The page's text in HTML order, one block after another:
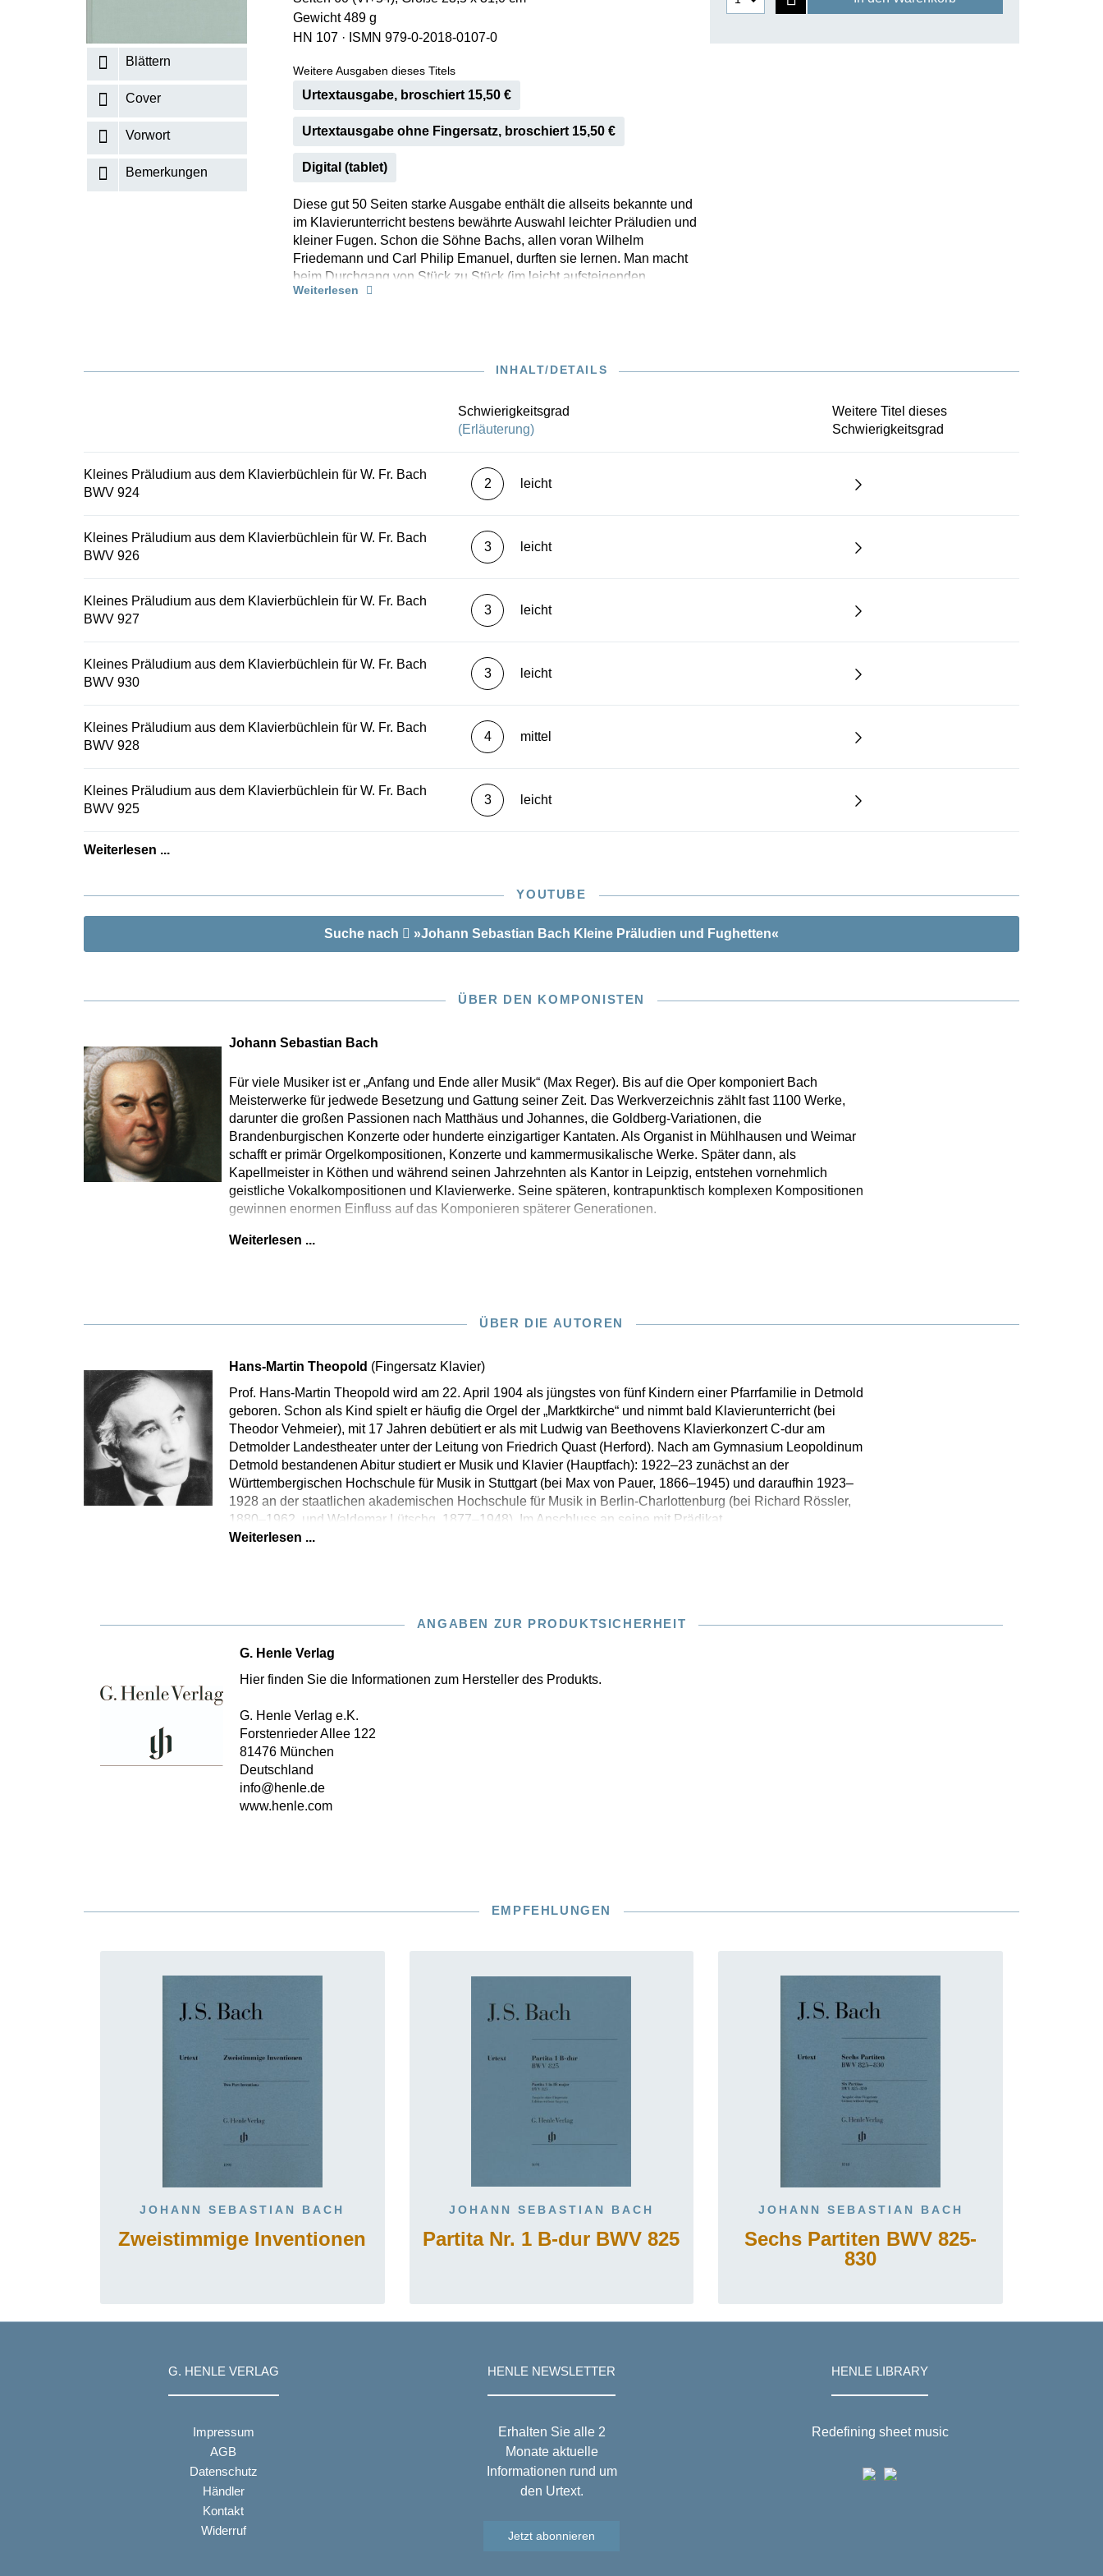
KISSIN THE COMPOSER
RICHARD STRAUSS
Blättern
Cover
Vorwort
Bemerkungen
Gewicht 489 g
HN 107 · ISMN 979-0-2018-0107-0
Weitere Ausgaben dieses Titels
Urtextausgabe, broschiert 15,50 €
Urtextausgabe ohne Fingersatz, broschiert 15,50 €
Digital (tablet)
Diese gut 50 Seiten starke Ausgabe enthält die allseits bekannte und
im Klavierunterricht bestens bewährte Auswahl leichter Präludien und
kleiner Fugen. Schon die Söhne Bachs, allen voran Wilhelm
Friedemann und Carl Philip Emanuel, durften sie lernen. Man macht
beim Durchgang von Stück zu Stück (im leicht aufsteigenden
Schwierigkeitsgrad) mit dieser etwa 300 Jahre alten und dennoch
dann sofort: sie haben es „in sich“. Übrigens liegen sämtliche Bach-
Weiterlesen
INHALT/DETAILS
Schwierigkeitsgrad
(Erläuterung)
Weitere Titel dieses
Schwierigkeitsgrad
Kleines Präludium aus dem Klavierbüchlein für W. Fr. Bach
BWV 924
2 leicht
Kleines Präludium aus dem Klavierbüchlein für W. Fr. Bach
BWV 926
3 leicht
Kleines Präludium aus dem Klavierbüchlein für W. Fr. Bach
BWV 927
3 leicht
Kleines Präludium aus dem Klavierbüchlein für W. Fr. Bach
BWV 930
3 leicht
Kleines Präludium aus dem Klavierbüchlein für W. Fr. Bach
BWV 928
4 mittel
Kleines Präludium aus dem Klavierbüchlein für W. Fr. Bach
BWV 925
3 leicht
Weiterlesen ...
YOUTUBE
Suche nach »Johann Sebastian Bach Kleine Präludien und Fughetten«
ÜBER DEN KOMPONISTEN
Johann Sebastian Bach
Für viele Musiker ist er „Anfang und Ende aller Musik“ (Max Reger). Bis auf die Oper komponiert Bach
Meisterwerke für jedwede Besetzung und Gattung seiner Zeit. Das Werkverzeichnis zählt fast 1100 Werke,
darunter die großen Passionen nach Matthäus und Johannes, die Goldberg-Variationen, die
Brandenburgischen Konzerte oder hunderte einzigartiger Kantaten. Als Organist in Mühlhausen und Weimar
schafft er primär Orgelkompositionen, Konzerte und kammermusikalische Werke. Später dann, als
Kapellmeister in Köthen und während seinen Jahrzehnten als Kantor in Leipzig, entstehen vornehmlich
geistliche Vokalkompositionen und Klavierwerke. Seine späteren, kontrapunktisch komplexen Kompositionen
gewinnen enormen Einfluss auf das Komponieren späterer Generationen.
Weiterlesen ...
ÜBER DIE AUTOREN
Hans-Martin Theopold (Fingersatz Klavier)
Prof. Hans-Martin Theopold wird am 22. April 1904 als jüngstes von fünf Kindern einer Pfarrfamilie in Detmold
geboren. Schon als Kind spielt er häufig die Orgel der „Marktkirche“ und nimmt bald Klavierunterricht (bei
Theodor Vehmeier), mit 17 Jahren debütiert er als mit Ludwig van Beethovens Klavierkonzert C-dur am
Detmolder Landestheater unter der Leitung von Friedrich Quast (Herford). Nach am Gymnasium Leopoldinum
Detmold bestandenen Abitur studiert er Musik und Klavier (Hauptfach): 1922–23 zunächst an der
Württembergischen Hochschule für Musik in Stuttgart (bei Max von Pauer, 1866–1945) und daraufhin 1923–
1928 an der staatlichen akademischen Hochschule für Musik in Berlin-Charlottenburg (bei Richard Rössler,
1880–1962, und Waldemar Lütschg, 1877–1948). Im Anschluss an seine mit Prädikat
Weiterlesen ...
ANGABEN ZUR PRODUKTSICHERHEIT
G. Henle Verlag
Hier finden Sie die Informationen zum Hersteller des Produkts.
G. Henle Verlag e.K.
Forstenrieder Allee 122
81476 München
Deutschland
info@henle.de
www.henle.com
EMPFEHLUNGEN
JOHANN SEBASTIAN BACH
Zweistimmige Inventionen
JOHANN SEBASTIAN BACH
Partita Nr. 1 B-dur BWV 825
JOHANN SEBASTIAN BACH
Sechs Partiten BWV 825-
830
G. HENLE VERLAG
Impressum
AGB
Datenschutz
Händler
Kontakt
Widerruf
HENLE NEWSLETTER
Erhalten Sie alle 2
Monate aktuelle
Informationen rund um
den Urtext.
Jetzt abonnieren
HENLE LIBRARY
Redefining sheet music